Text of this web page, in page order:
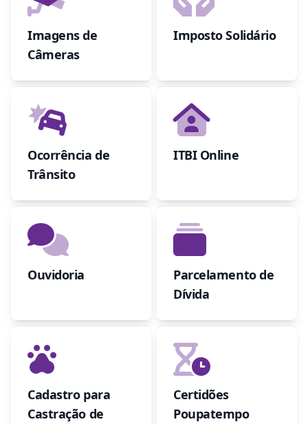
Imagens de
Câmeras
Imposto Solidário
Ocorrência de
Trânsito
ITBI Online
Ouvidoria
Parcelamento de
Dívida
Cadastro para
Castração de
Certidões
Poupatempo